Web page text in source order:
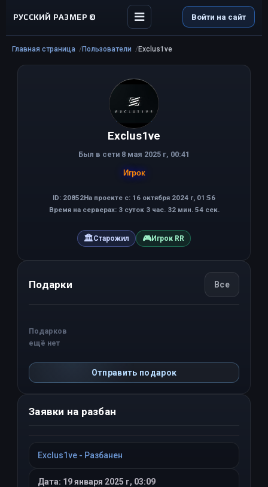
РУССКИЙ РАЗМЕР © Войти на сайт
Главная страница Пользователи Exclus1ve
Exclus1ve
Был в сети 8 мая 2025 г, 00:41
Игрок
ID: 20852На проекте с: 16 октября 2024 г, 01:56
Время на серверах: 3 суток 3 час. 32 мин. 54 сек.
🏛Старожил 🎮Игрок RR
Подарки Все
Подарков
ещё нет
Отправить подарок
Заявки на разбан
Exclus1ve - Разбанен
Дата: 19 января 2025 г, 03:09